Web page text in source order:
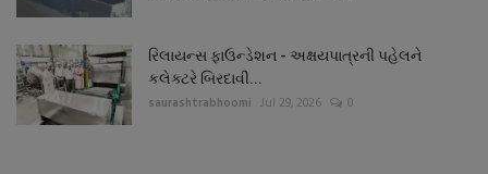
રિલાયન્સ ફાઉન્ડેશન - અક્ષયપાત્રની પહેલને
કલેક્ટરે બિરદાવી...
saurashtrabhoomi Jul 29, 2026 0